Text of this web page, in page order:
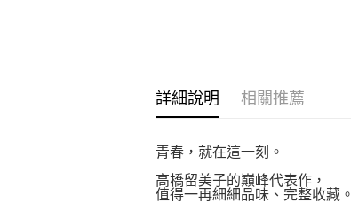
詳細說明 相關推薦
青春，就在這一刻。
高橋留美子的巔峰代表作，
值得一再細細品味、完整收藏。